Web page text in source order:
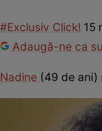
#Exclusiv Click! 15
Adaugă-ne ca
Nadine (49 de ani)